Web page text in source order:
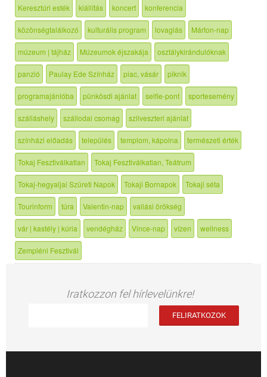
Keresztúri esték kiállítás koncert konferencia
közönségtalálkozó kulturális program lovaglás Márton-nap
múzeum | tájház Múzeumok éjszakája osztálykirándulóknak
panzió Paulay Ede Színház piac, vásár piknik
programajánlóba pünkösdi ajánlat selfie-pont sportesemény
szálláshely szállodai csomag szilveszteri ajánlat
színházi előadás település templom, kápolna természeti érték
Tokaj Fesztiválkatlan Tokaj Fesztiválkatlan, Teátrum
Tokaj-hegyaljai Szüreti Napok Tokaji Bornapok Tokaji séta
Tourinform túra Valentin-nap vallási örökség
vár | kastély | kúria vendégház Vince-nap vízen wellness
Zempléni Fesztivál
Iratkozzon fel hírlevelünkre!